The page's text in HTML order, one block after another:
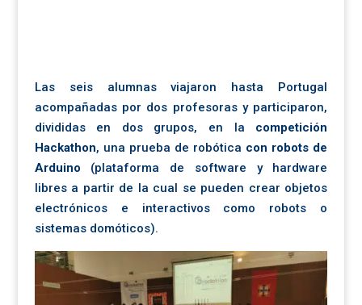
Las seis alumnas viajaron hasta Portugal
acompañadas por dos profesoras y participaron,
divididas en dos grupos, en la competición
Hackathon, una prueba de robótica con robots de
Arduino (plataforma de software y hardware
libres a partir de la cual se pueden crear objetos
electrónicos e interactivos como robots o
sistemas domóticos).